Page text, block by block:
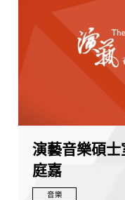
演藝音樂碩
庭嘉
音樂